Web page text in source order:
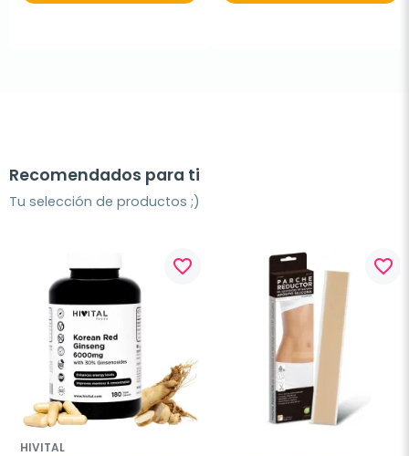
Recomendados para ti
Tu selección de productos ;)
favorite_border
HIVITAL
favorite_border